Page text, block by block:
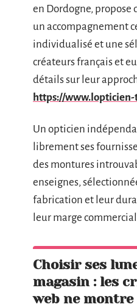
en Dordogne, propose
un accompagnement
individualisé et une
créateurs français et
détails sur leur
https://
Un opticien
librement ses
des montures
enseignes,
fabrication et leur
leur marge
Choisir ses
magasin : les
web ne montre